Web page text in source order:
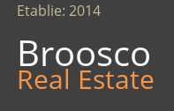
Etablie: 2014
Broosco
Real Estate